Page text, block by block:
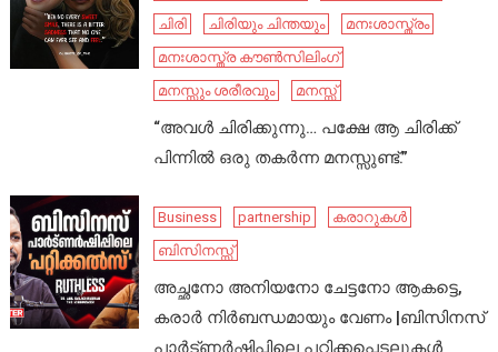
ചിരി
ചിരിയും ചിന്തയും
മനഃശാസ്ത്രം
മനഃശാസ്ത്ര കൗൺസിലിംഗ്
മനസ്സും ശരീരവും
മനസ്സ്
“അവൾ ചിരിക്കുന്നു… പക്ഷേ ആ ചിരിക്ക്
പിന്നിൽ ഒരു തകർന്ന മനസ്സുണ്ട്.”
Business partnership
കരാറുകൾ
ബിസിനസ്സ്
അച്ഛനോ അനിയനോ ചേട്ടനോ ആകട്ടെ,
കരാർ നിർബന്ധമായും വേണം |ബിസിനസ്
പാർട്ണർഷിപ്പിലെ പറ്റിക്കപ്പെടലുകൾ